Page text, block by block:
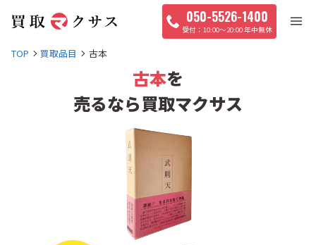
050-5526-1400
10:00〜20:00 年中無休
TOP 買取品目 古本
古本を
売るなら買取マクサス